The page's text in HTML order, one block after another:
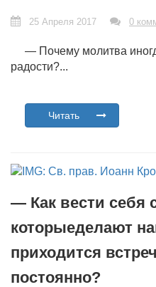
25 Апреля 2017 0
— Почему молитва
радости?...
Читать
— Как вести себя
которыеделают
приходится
постоянно?